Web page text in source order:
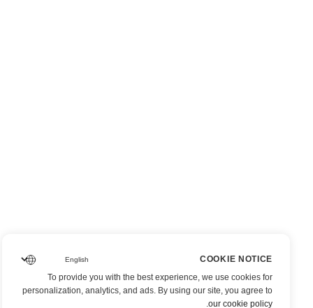
COOKIE NOTICE
To provide you with the best experience, we use cookies for
personalization, analytics, and ads. By using our site, you agree to
our cookie policy
.